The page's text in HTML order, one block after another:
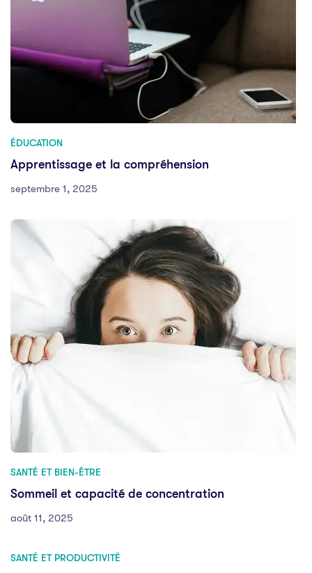
ÉDUCATION
Apprentissage et la compréhension
septembre 1, 2025
SANTÉ ET BIEN-ÊTRE
Sommeil et capacité de concentration
août 11, 2025
SANTÉ ET PRODUCTIVITÉ